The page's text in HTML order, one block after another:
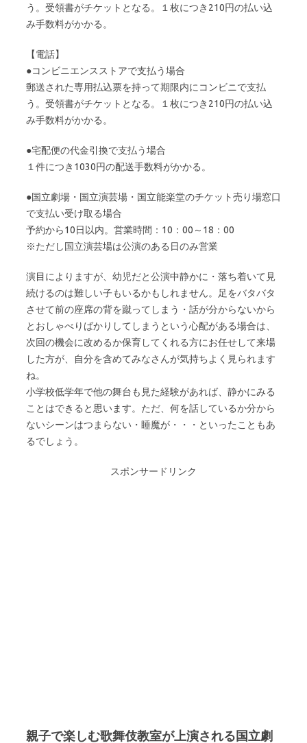
う。受領書がチケットとなる。１枚につき210円の払い込
み手数料がかかる。
【電話】
●コンビニエンスストアで支払う場合
郵送された専用払込票を持って期限内にコンビニで支払
う。受領書がチケットとなる。１枚につき210円の払い込
み手数料がかかる。
●宅配便の代金引換で支払う場合
１件につき1030円の配送手数料がかかる。
●国立劇場・国立演芸場・国立能楽堂のチケット売り場窓口
で支払い受け取る場合
予約から10日以内。営業時間：10：00～18：00
※ただし国立演芸場は公演のある日のみ営業
演目によりますが、幼児だと公演中静かに・落ち着いて見
続けるのは難しい子もいるかもしれません。足をバタバタ
させて前の座席の背を蹴ってしまう・話が分からないから
とおしゃべりばかりしてしまうという心配がある場合は、
次回の機会に改めるか保育してくれる方にお任せして来場
した方が、自分を含めてみなさんが気持ちよく見られます
ね。
小学校低学年で他の舞台も見た経験があれば、静かにみる
ことはできると思います。ただ、何を話しているか分から
ないシーンはつまらない・睡魔が・・・といったこともあ
るでしょう。
スポンサードリンク
親子で楽しむ歌舞伎教室が上演される国立劇